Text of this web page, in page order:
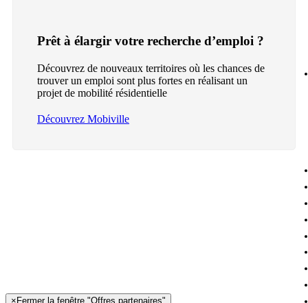
Prêt à élargir votre recherche d’emploi ?
Découvrez de nouveaux territoires où les chances de
trouver un emploi sont plus fortes en réalisant un
projet de mobilité résidentielle
Découvrez Mobiville
× Fermer la fenêtre "Offres partenaires"